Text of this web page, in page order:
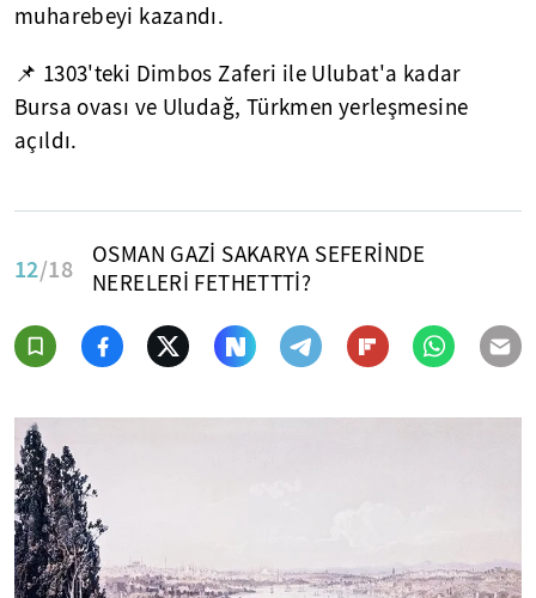
muharebeyi kazandı.
📌 1303'teki Dimbos Zaferi ile Ulubat'a kadar
Bursa ovası ve Uludağ, Türkmen yerleşmesine
açıldı.
12/18
OSMAN GAZİ SAKARYA SEFERİNDE
NERELERİ FETHETTTİ?